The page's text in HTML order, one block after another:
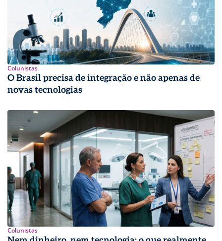
Colunistas
O Brasil precisa de integração e não apenas de
novas tecnologias
Colunistas